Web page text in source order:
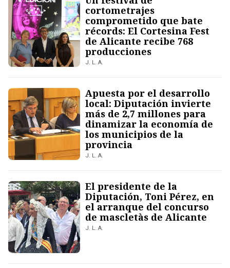
cortometrajes
comprometido que bate
récords: El Cortesina Fest
de Alicante recibe 768
producciones
J. L. A.
Apuesta por el desarrollo
local: Diputación invierte
más de 2,7 millones para
dinamizar la economía de
los municipios de la
provincia
J. L. A.
El presidente de la
Diputación, Toni Pérez, en
el arranque del concurso
de mascletàs de Alicante
J. L. A.